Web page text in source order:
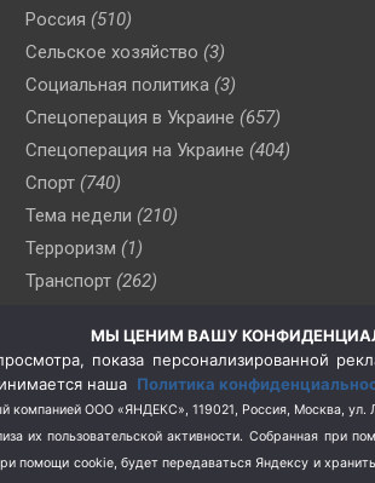
Россия (510)
Сельское хозяйство (3)
Социальная политика (3)
Спецоперация в Украине (657)
Спецоперация на Украине (404)
Спорт (740)
Тема недели (210)
Терроризм (1)
Транспорт (262)
(76)
Цены (2)
Школа и спорт (2)
Экология (8)
МЫ ЦЕНИМ ВАШУ
показа персонализированной
наша Политика
компанией ООО «ЯНДЕКС», 119021, Россия, Москва,
их пользовательской активности. Собранная при
помощи cookie, будет передаваться Яндексу и